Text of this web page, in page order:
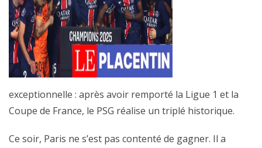
exceptionnelle : après avoir remporté la Ligue 1 et la
Coupe de France, le PSG réalise un triplé historique.
Ce soir, Paris ne s’est pas contenté de gagner. Il a